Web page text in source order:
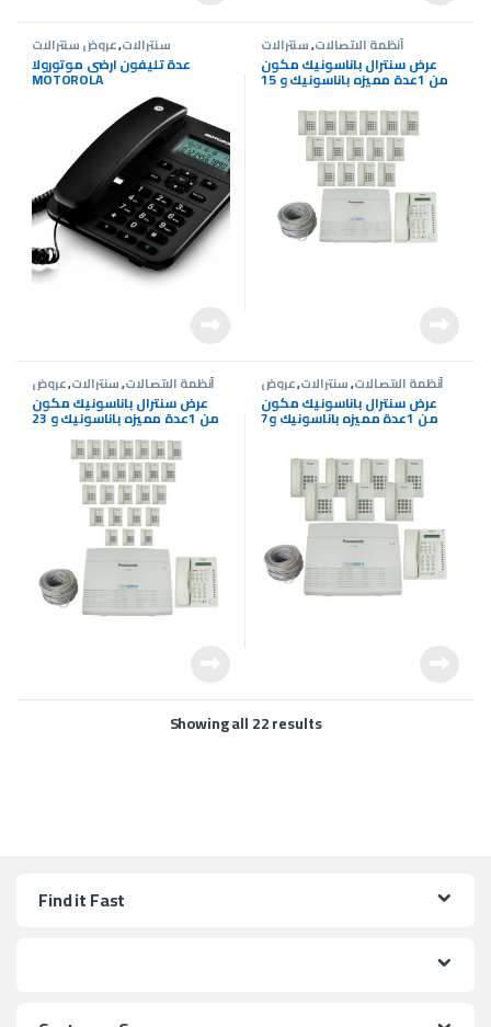
سنترالات,عروض سنترالات
عدة تليفون ارضى موتورولا
MOTOROLA
أنظمة الاتصالات,سنترالات
عرض سنترال باناسونيك مكون
من 1عدة مميزه باناسونيك و 15
عدة باناسونيك عاديه للشركات
والمستشفيات مقدم من
|SevenCameras
أنظمة الاتصالات,سنترالات,عروض
سنترالات
عرض سنترال باناسونيك مكون
من 1عدة مميزه باناسونيك و 23
عدة باناسونيك عاديه للشركات
والمستشفيات مقدم من
|SevenCameras
أنظمة الاتصالات,سنترالات,عروض
سنترالات
عرض سنترال باناسونيك مكون
من 1عدة مميزه باناسونيك و7
عدد باناسونيك عاديه للشركات
|SevenCameras
Showing all 22 results
Find it Fast